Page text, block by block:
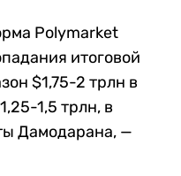
Polymarket
итоговой
$1,75-2 трлн в
1,5 трлн, в
Дамодарана, —